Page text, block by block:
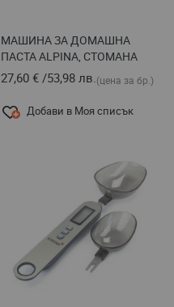
МАШИНА ЗА ДОМАШНА
ПАСТА ALPINA, СТОМАНА
27,60 € /53,98 лв.(цена за бр.)
Добави в Моя списък